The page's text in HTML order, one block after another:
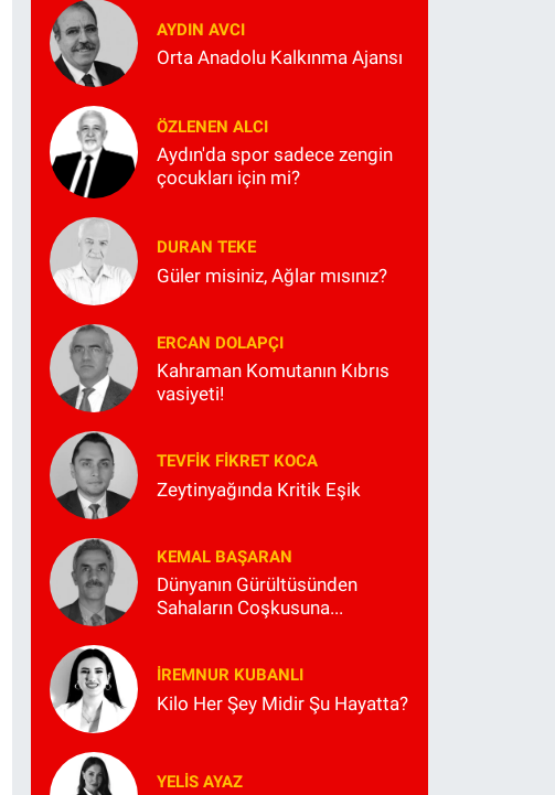
AYDIN AVCI
Orta Anadolu Kalkınma Ajansı
ÖZLENEN ALCI
Aydın'da spor sadece zengin
çocukları için mi?
DURAN TEKE
Güler misiniz, Ağlar mısınız?
ERCAN DOLAPÇI
Kahraman Komutanın Kıbrıs
vasiyeti!
TEVFIK FIKRET KOCA
Zeytinyağında Kritik Eşik
KEMAL BAŞARAN
Dünyanın Gürültüsünden
Sahaların Coşkusuna...
İREMNUR KUBANLI
Kilo Her Şey Midir Şu Hayatta?
YELIS AYAZ